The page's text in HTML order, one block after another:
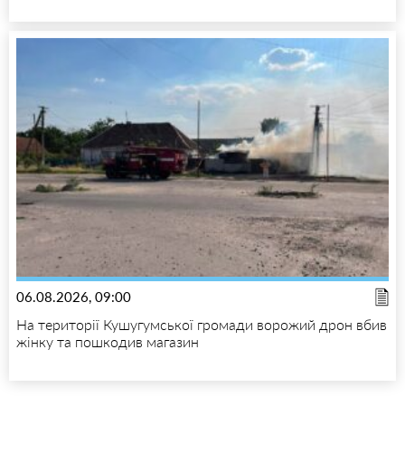
06.08.2026, 09:00
На території Кушугумської громади ворожий дрон вбив
жінку та пошкодив магазин